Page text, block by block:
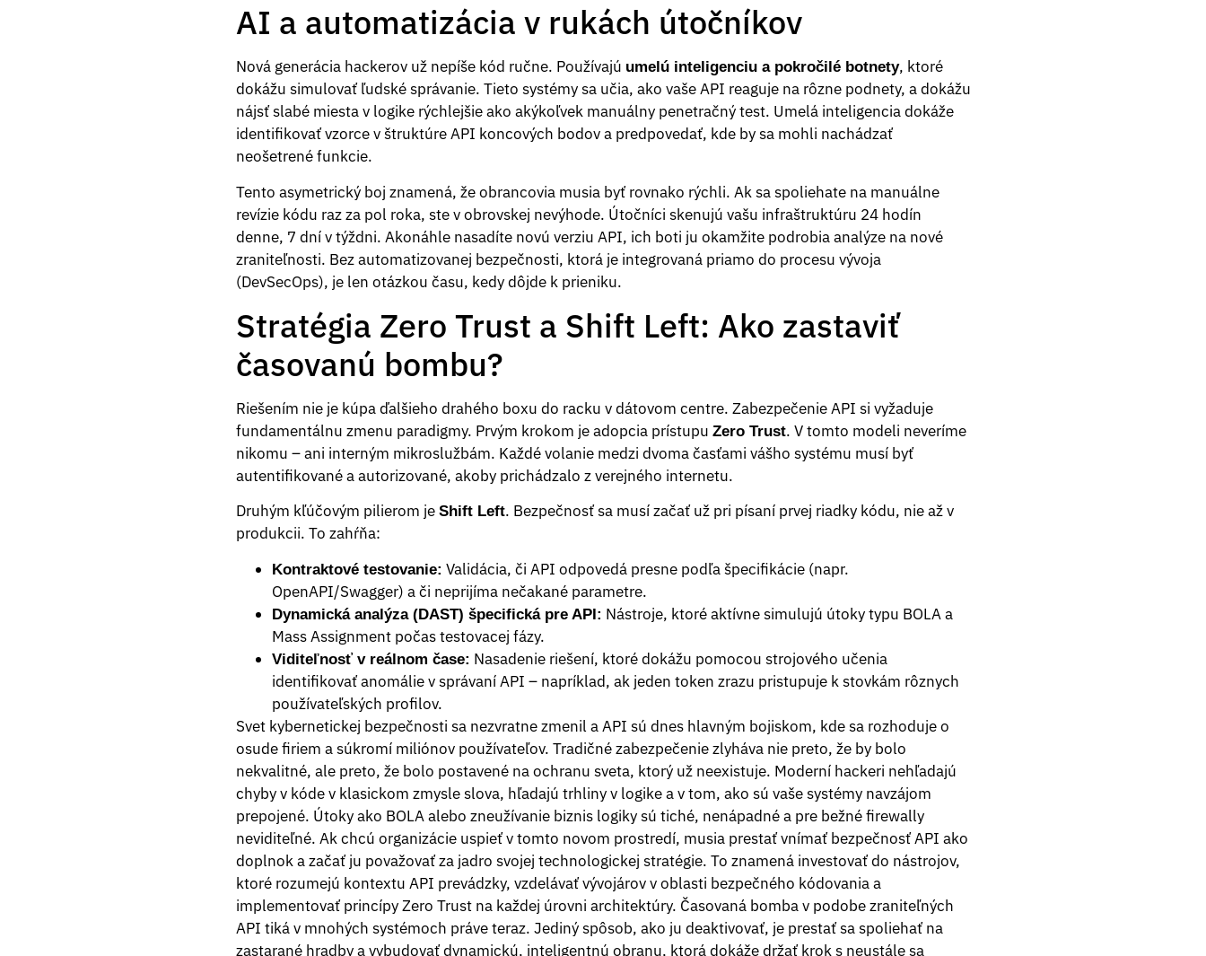
AI a automatizácia v rukách útočníkov
Nová generácia hackerov už nepíše kód ručne. Používajú umelú inteligenciu a pokročilé botnety, ktoré
dokážu simulovať ľudské správanie. Tieto systémy sa učia, ako vaše API reaguje na rôzne podnety, a dokážu
nájsť slabé miesta v logike rýchlejšie ako akýkoľvek manuálny penetračný test. Umelá inteligencia dokáže
identifikovať vzorce v štruktúre API koncových bodov a predpovedať, kde by sa mohli nachádzať
neošetrené funkcie.
Tento asymetrický boj znamená, že obrancovia musia byť rovnako rýchli. Ak sa spoliehate na manuálne
revízie kódu raz za pol roka, ste v obrovskej nevýhode. Útočníci skenujú vašu infraštruktúru 24 hodín
denne, 7 dní v týždni. Akonáhle nasadíte novú verziu API, ich boti ju okamžite podrobia analýze na nové
zraniteľnosti. Bez automatizovanej bezpečnosti, ktorá je integrovaná priamo do procesu vývoja
(DevSecOps), je len otázkou času, kedy dôjde k prieniku.
Stratégia Zero Trust a Shift Left: Ako zastaviť
časovanú bombu?
Riešením nie je kúpa ďalšieho drahého boxu do racku v dátovom centre. Zabezpečenie API si vyžaduje
fundamentálnu zmenu paradigmy. Prvým krokom je adopcia prístupu Zero Trust. V tomto modeli neveríme
nikomu – ani interným mikroslužbám. Každé volanie medzi dvoma časťami vášho systému musí byť
autentifikované a autorizované, akoby prichádzalo z verejného internetu.
Druhým kľúčovým pilierom je Shift Left. Bezpečnosť sa musí začať už pri písaní prvej riadky kódu, nie až v
produkcii. To zahŕňa:
Kontraktové testovanie: Validácia, či API odpovedá presne podľa špecifikácie (napr.
OpenAPI/Swagger) a či neprijíma nečakané parametre.
Dynamická analýza (DAST) špecifická pre API: Nástroje, ktoré aktívne simulujú útoky typu BOLA a
Mass Assignment počas testovacej fázy.
Viditeľnosť v reálnom čase: Nasadenie riešení, ktoré dokážu pomocou strojového učenia
identifikovať anomálie v správaní API – napríklad, ak jeden token zrazu pristupuje k stovkám rôznych
používateľských profilov.
Svet kybernetickej bezpečnosti sa nezvratne zmenil a API sú dnes hlavným bojiskom, kde sa rozhoduje o
osude firiem a súkromí miliónov používateľov. Tradičné zabezpečenie zlyháva nie preto, že by bolo
nekvalitné, ale preto, že bolo postavené na ochranu sveta, ktorý už neexistuje. Moderní hackeri nehľadajú
chyby v kóde v klasickom zmysle slova, hľadajú trhliny v logike a v tom, ako sú vaše systémy navzájom
prepojené. Útoky ako BOLA alebo zneužívanie biznis logiky sú tiché, nenápadné a pre bežné firewally
neviditeľné. Ak chcú organizácie uspieť v tomto novom prostredí, musia prestať vnímať bezpečnosť API ako
doplnok a začať ju považovať za jadro svojej technologickej stratégie. To znamená investovať do nástrojov,
ktoré rozumejú kontextu API prevádzky, vzdelávať vývojárov v oblasti bezpečného kódovania a
implementovať princípy Zero Trust na každej úrovni architektúry. Časovaná bomba v podobe zraniteľných
API tiká v mnohých systémoch práve teraz. Jediný spôsob, ako ju deaktivovať, je prestať sa spoliehať na
zastarané hradby a vybudovať dynamickú, inteligentnú obranu, ktorá dokáže držať krok s neustále sa